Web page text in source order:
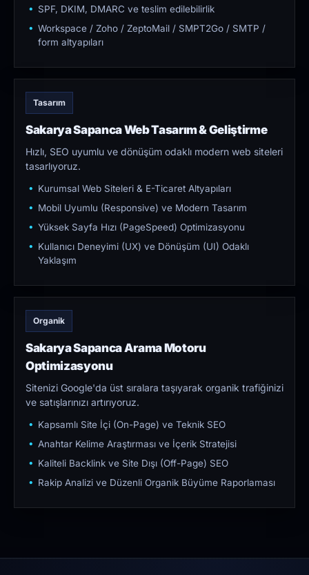
SPF, DKIM, DMARC ve teslim edilebilirlik
Workspace / Zoho / ZeptoMail / SMPT2Go / SMTP /
form altyapıları
Tasarım
Sakarya Sapanca Web Tasarım & Geliştirme
Hızlı, SEO uyumlu ve dönüşüm odaklı modern web siteleri
tasarlıyoruz.
Kurumsal Web Siteleri & E-Ticaret Altyapıları
Mobil Uyumlu (Responsive) ve Modern Tasarım
Yüksek Sayfa Hızı (PageSpeed) Optimizasyonu
Kullanıcı Deneyimi (UX) ve Dönüşüm (UI) Odaklı
Yaklaşım
Organik
Sakarya Sapanca Arama Motoru
Optimizasyonu
Sitenizi Google'da üst sıralara taşıyarak organik trafiğinizi
ve satışlarınızı artırıyoruz.
Kapsamlı Site İçi (On-Page) ve Teknik SEO
Anahtar Kelime Araştırması ve İçerik Stratejisi
Kaliteli Backlink ve Site Dışı (Off-Page) SEO
Rakip Analizi ve Düzenli Organik Büyüme Raporlaması